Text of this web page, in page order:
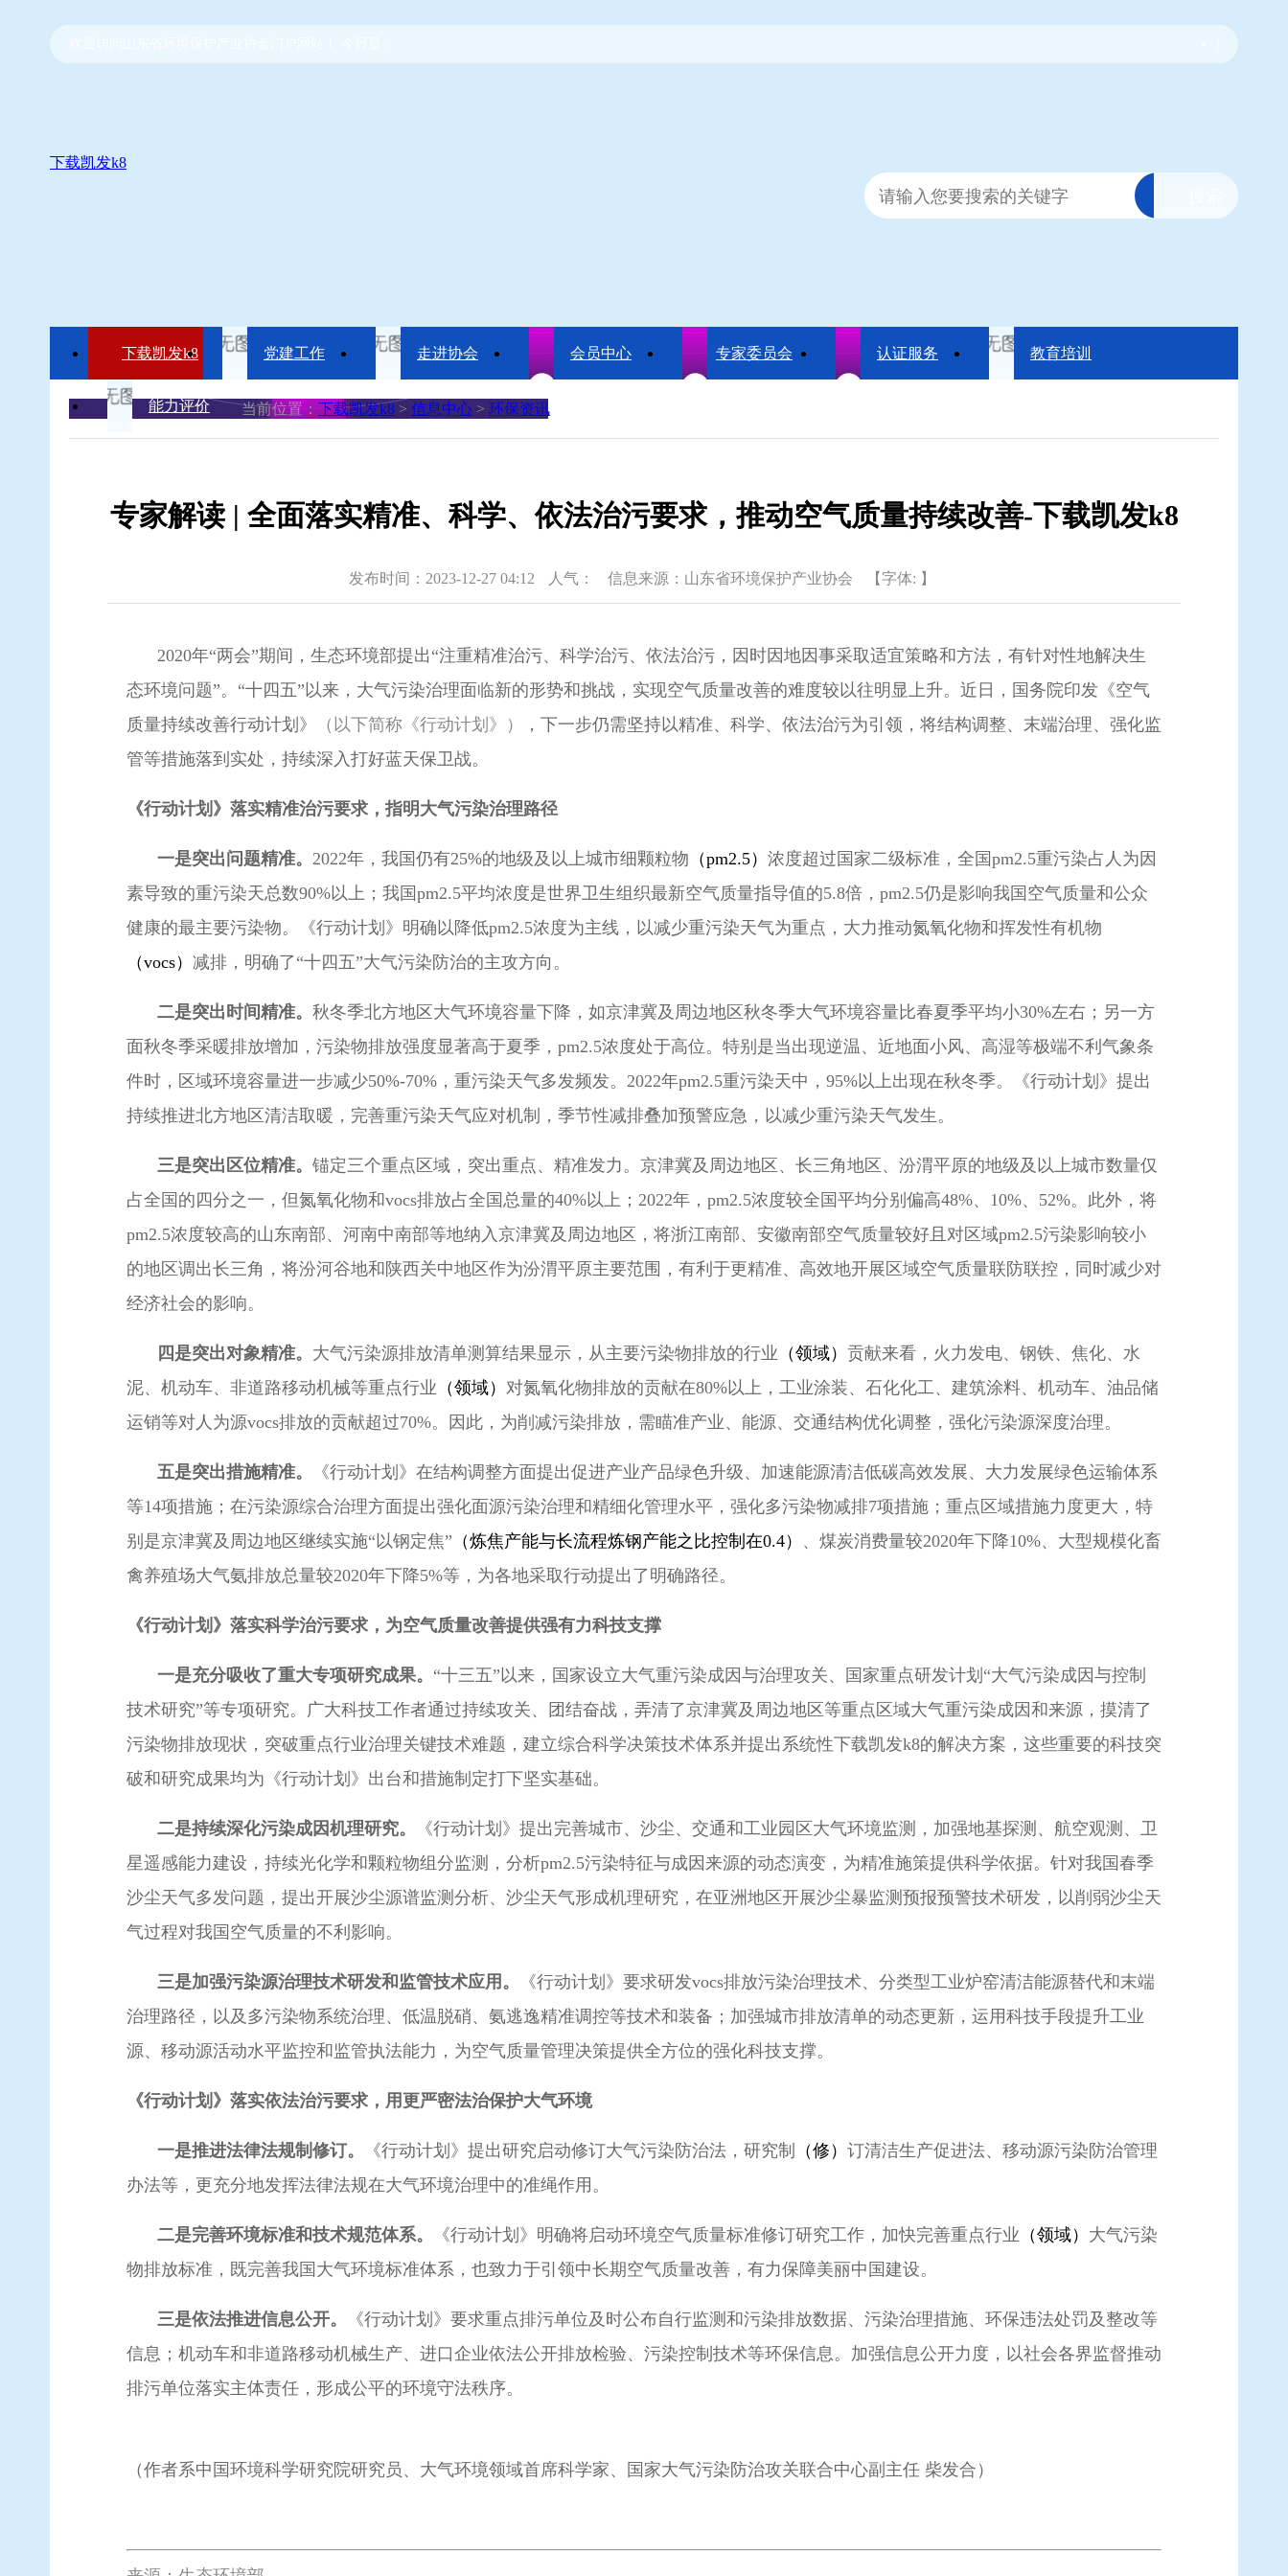
下载凯发k8
下载凯发k8 党建工作 走进协会 会员中心 专家委员会 认证服务 教育培训
能力评价 当前位置： 下载凯发k8 > 信息中心 > 环保资讯
专家解读 | 全面落实精准、科学、依法治污要求，推动空气质量持续改善-下载凯发k8
发布时间：2023-12-27 04:12 人气： 信息来源：山东省环境保护产业协会 【字体: 】
2020年“两会”期间，生态环境部提出“注重精准治污、科学治污、依法治污，因时因地因事采取适宜策略和方法，有针对性地解决生
态环境问题”。“十四五”以来，大气污染治理面临新的形势和挑战，实现空气质量改善的难度较以往明显上升。近日，国务院印发《空气
质量持续改善行动计划》
（以下简称《行动计划》）
，下一步仍需坚持以精准、科学、依法治污为引领，将结构调整、末端治理、强化监
管等措施落到实处，持续深入打好蓝天保卫战。
《行动计划》落实精准治污要求，指明大气污染治理路径
一是突出问题精准。 2022年，我国仍有25%的地级及以上城市细颗粒物 （pm2.5） 浓度超过国家二级标准，全国pm2.5重污染占人为因
素导致的重污染天总数90%以上；我国pm2.5平均浓度是世界卫生组织最新空气质量指导值的5.8倍，pm2.5仍是影响我国空气质量和公众
健康的最主要污染物。《行动计划》明确以降低pm2.5浓度为主线，以减少重污染天气为重点，大力推动氮氧化物和挥发性有机物
（vocs） 减排，明确了“十四五”大气污染防治的主攻方向。
二是突出时间精准。 秋冬季北方地区大气环境容量下降，如京津冀及周边地区秋冬季大气环境容量比春夏季平均小30%左右；另一方
面秋冬季采暖排放增加，污染物排放强度显著高于夏季，pm2.5浓度处于高位。特别是当出现逆温、近地面小风、高湿等极端不利气象条
件时，区域环境容量进一步减少50%-70%，重污染天气多发频发。2022年pm2.5重污染天中，95%以上出现在秋冬季。《行动计划》提出
持续推进北方地区清洁取暖，完善重污染天气应对机制，季节性减排叠加预警应急，以减少重污染天气发生。
三是突出区位精准。 锚定三个重点区域，突出重点、精准发力。京津冀及周边地区、长三角地区、汾渭平原的地级及以上城市数量仅
占全国的四分之一，但氮氧化物和vocs排放占全国总量的40%以上；2022年，pm2.5浓度较全国平均分别偏高48%、10%、52%。此外，将
pm2.5浓度较高的山东南部、河南中南部等地纳入京津冀及周边地区，将浙江南部、安徽南部空气质量较好且对区域pm2.5污染影响较小
的地区调出长三角，将汾河谷地和陕西关中地区作为汾渭平原主要范围，有利于更精准、高效地开展区域空气质量联防联控，同时减少对
经济社会的影响。
四是突出对象精准。 大气污染源排放清单测算结果显示，从主要污染物排放的行业 （领域） 贡献来看，火力发电、钢铁、焦化、水
泥、机动车、非道路移动机械等重点行业 （领域） 对氮氧化物排放的贡献在80%以上，工业涂装、石化化工、建筑涂料、机动车、油品储
运销等对人为源vocs排放的贡献超过70%。因此，为削减污染排放，需瞄准产业、能源、交通结构优化调整，强化污染源深度治理。
五是突出措施精准。
《行动计划》在结构调整方面提出促进产业产品绿色升级、加速能源清洁低碳高效发展、大力发展绿色运输体系
等14项措施；在污染源综合治理方面提出强化面源污染治理和精细化管理水平，强化多污染物减排7项措施；重点区域措施力度更大，特
别是京津冀及周边地区继续实施“以钢定焦” （炼焦产能与长流程炼钢产能之比控制在0.4） 、煤炭消费量较2020年下降10%、大型规模化畜
禽养殖场大气氨排放总量较2020年下降5%等，为各地采取行动提出了明确路径。
《行动计划》落实科学治污要求，为空气质量改善提供强有力科技支撑
一是充分吸收了重大专项研究成果。 “十三五”以来，国家设立大气重污染成因与治理攻关、国家重点研发计划“大气污染成因与控制
技术研究”等专项研究。广大科技工作者通过持续攻关、团结奋战，弄清了京津冀及周边地区等重点区域大气重污染成因和来源，摸清了
污染物排放现状，突破重点行业治理关键技术难题，建立综合科学决策技术体系并提出系统性下载凯发k8的解决方案，这些重要的科技突
破和研究成果均为《行动计划》出台和措施制定打下坚实基础。
二是持续深化污染成因机理研究。
《行动计划》提出完善城市、沙尘、交通和工业园区大气环境监测，加强地基探测、航空观测、卫
星遥感能力建设，持续光化学和颗粒物组分监测，分析pm2.5污染特征与成因来源的动态演变，为精准施策提供科学依据。针对我国春季
沙尘天气多发问题，提出开展沙尘源谱监测分析、沙尘天气形成机理研究，在亚洲地区开展沙尘暴监测预报预警技术研发，以削弱沙尘天
气过程对我国空气质量的不利影响。
三是加强污染源治理技术研发和监管技术应用。
《行动计划》要求研发vocs排放污染治理技术、分类型工业炉窑清洁能源替代和末端
治理路径，以及多污染物系统治理、低温脱硝、氨逃逸精准调控等技术和装备；加强城市排放清单的动态更新，运用科技手段提升工业
源、移动源活动水平监控和监管执法能力，为空气质量管理决策提供全方位的强化科技支撑。
《行动计划》落实依法治污要求，用更严密法治保护大气环境
一是推进法律法规制修订。 《行动计划》提出研究启动修订大气污染防治法，研究制 （修） 订清洁生产促进法、移动源污染防治管理
办法等，更充分地发挥法律法规在大气环境治理中的准绳作用。
二是完善环境标准和技术规范体系。 《行动计划》明确将启动环境空气质量标准修订研究工作，加快完善重点行业 （领域） 大气污染
物排放标准，既完善我国大气环境标准体系，也致力于引领中长期空气质量改善，有力保障美丽中国建设。
三是依法推进信息公开。
《行动计划》要求重点排污单位及时公布自行监测和污染排放数据、污染治理措施、环保违法处罚及整改等
信息；机动车和非道路移动机械生产、进口企业依法公开排放检验、污染控制技术等环保信息。加强信息公开力度，以社会各界监督推动
排污单位落实主体责任，形成公平的环境守法秩序。
（作者系中国环境科学研究院研究员、大气环境领域首席科学家、国家大气污染防治攻关联合中心副主任 柴发合）